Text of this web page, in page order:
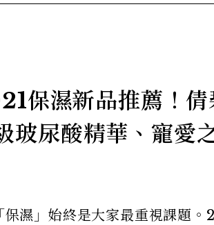
保濕新品推薦！
玻尿酸精華、寵
濕」始終是大家最重視課題